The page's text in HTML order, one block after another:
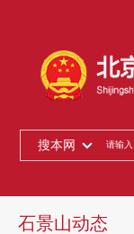
搜本网
石景山动态